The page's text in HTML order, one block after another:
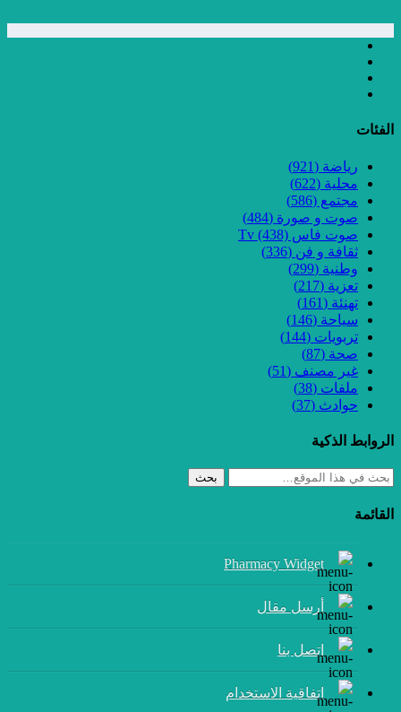
الفئات
رياضة (921)
محلية (622)
مجتمع (586)
صوت و صورة (484)
صوت فاس Tv (438)
ثقافة و فن (336)
وطنية (299)
تعزية (217)
تهنئة (161)
سياحة (146)
تربويات (144)
صحة (87)
غير مصنف (51)
ملفات (38)
حوادث (37)
الروابط الذكية
بحث
القائمة
Pharmacy Widget
أرسل مقال
إتصل بنا
اتفاقية الاستخدام